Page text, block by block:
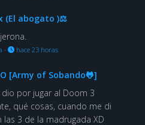
(El abogato )⚖
· hace 23 horas
[Army of Sobando🐸]
por jugar al Doom 3
qué cosas, cuando me di
las 3 de la madrugada XD